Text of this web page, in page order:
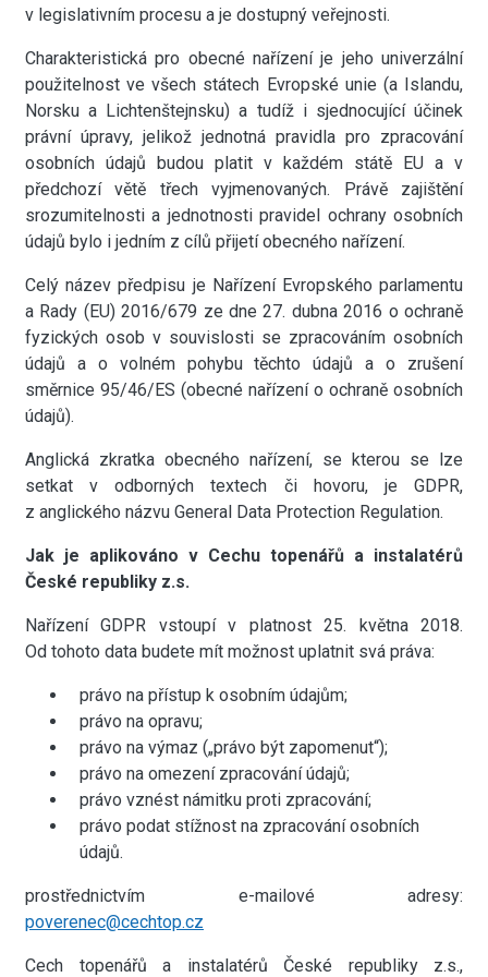
v legislativním procesu a je dostupný veřejnosti.
Charakteristická pro obecné nařízení je jeho univerzální
použitelnost ve všech státech Evropské unie (a Islandu,
Norsku a Lichtenštejnsku) a tudíž i sjednocující účinek
právní úpravy, jelikož jednotná pravidla pro zpracování
osobních údajů budou platit v každém státě EU a v
předchozí větě třech vyjmenovaných. Právě zajištění
srozumitelnosti a jednotnosti pravidel ochrany osobních
údajů bylo i jedním z cílů přijetí obecného nařízení.
Celý název předpisu je Nařízení Evropského parlamentu
a Rady (EU) 2016/679 ze dne 27. dubna 2016 o ochraně
fyzických osob v souvislosti se zpracováním osobních
údajů a o volném pohybu těchto údajů a o zrušení
směrnice 95/46/ES (obecné nařízení o ochraně osobních
údajů).
Anglická zkratka obecného nařízení, se kterou se lze
setkat v odborných textech či hovoru, je GDPR,
z anglického názvu General Data Protection Regulation.
Jak je aplikováno v Cechu topenářů a instalatérů
České republiky z.s.
Nařízení GDPR vstoupí v platnost 25. května 2018.
Od tohoto data budete mít možnost uplatnit svá práva:
právo na přístup k osobním údajům;
právo na opravu;
právo na výmaz („právo být zapomenut“);
právo na omezení zpracování údajů;
právo vznést námitku proti zpracování;
právo podat stížnost na zpracování osobních
údajů.
prostřednictvím e-mailové adresy:
poverenec@cechtop.cz
Cech topenářů a instalatérů České republiky z.s.,